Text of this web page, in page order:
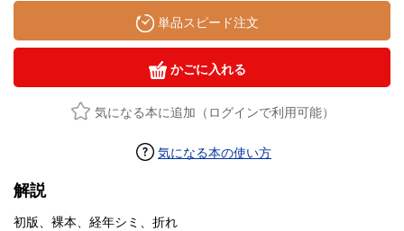
単品スピード注文
かごに入れる
気になる本に追加（ログインで利用可能）
気になる本の使い方
解説
初版、裸本、経年シミ、折れ